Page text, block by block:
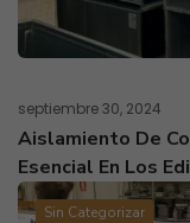
septiembre 30, 2024
Aislamiento De
Esencial En Los
Sin Categorizar